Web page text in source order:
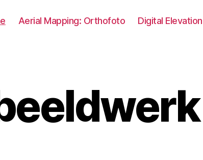
Aerial Mapping: Orthofoto Digital